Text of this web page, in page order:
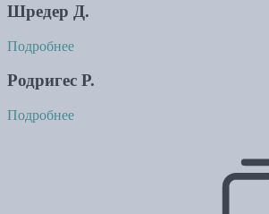
Шредер Д.
Подробнее
Родригес Р.
Подробнее